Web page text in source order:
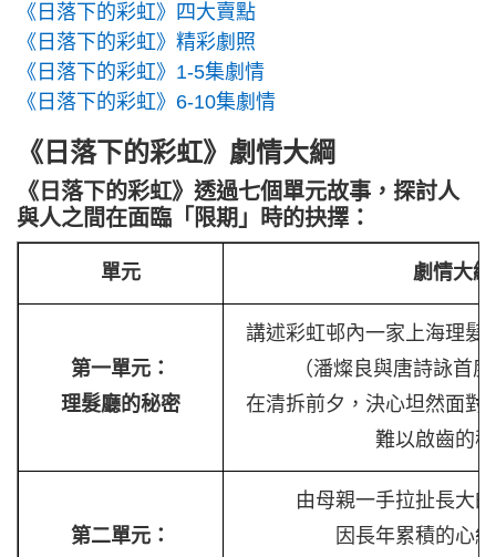
《日落下的彩虹》四大賣點
《日落下的彩虹》精彩劇照
《日落下的彩虹》1-5集劇情
《日落下的彩虹》6-10集劇情
《日落下的彩虹》劇情大綱
《日落下的彩虹》透過七個單元故事，探討人
與人之間在面臨「限期」時的抉擇：
單元 劇情大
第一單元：
理髮廳的秘密
講述彩虹邨內一家上海理髮
（潘燦良與唐詩詠首
在清拆前夕，決心坦然面對
難以啟齒的
第二單元：
由母親一手拉扯長大
因長年累積的心